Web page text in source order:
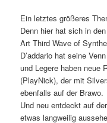
Ein letztes größeres
Denn hier hat sich in
Art Third Wave of
D’addario hat seine
und Legere haben neue
(PlayNick), der mit
ebenfalls auf der Brawo.
Und neu entdeckt auf
etwas langweilig